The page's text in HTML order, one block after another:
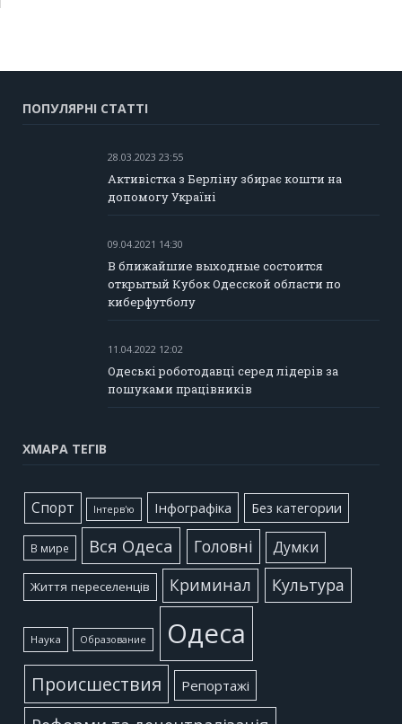
ПОПУЛЯРНІ СТАТТІ
28.03.2023 23:55
Активістка з Берліну збирає кошти на
допомогу Україні
09.04.2021 14:30
В ближайшие выходные состоится
открытый Кубок Одесской области по
киберфутболу
11.04.2022 12:02
Одеські роботодавці серед лідерів за
пошуками працівників
ХМАРА ТЕГІВ
Cпорт Інтерв'ю Інфографіка Без категории
В мире Вся Одеса Головні Думки
Життя переселенців Криминал Культура
Наука Образование Одеса
Происшествия Репортажі